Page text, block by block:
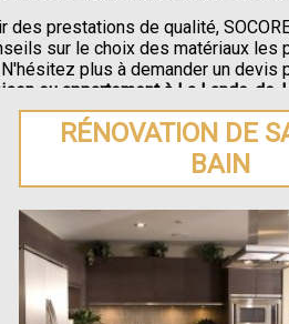
des prestations de qualité,
sur le choix des matériaux les
plus à demander un devis
ou appartement à La Lande-de-
RÉNOVATION DE
BAIN